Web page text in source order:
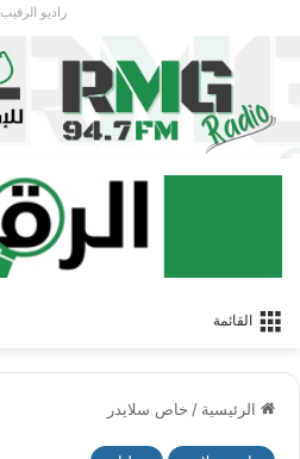
راديو الرقيب
القائمة
الرئيسية / خاص سلايدر